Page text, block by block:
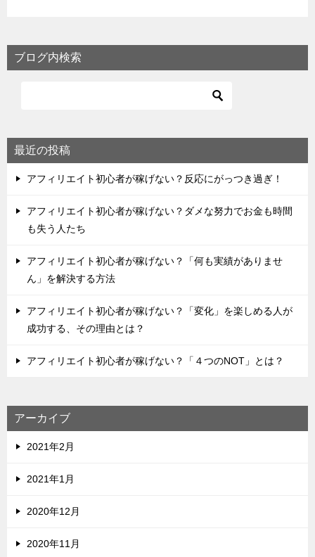
ブログ内検索
最近の投稿
アフィリエイト初心者が稼げない？反応にがっつき過ぎ！
アフィリエイト初心者が稼げない？ダメな努力でお金も時間
も失う人たち
アフィリエイト初心者が稼げない？「何も実績がありませ
ん」を解決する方法
アフィリエイト初心者が稼げない？「変化」を楽しめる人が
成功する、その理由とは？
アフィリエイト初心者が稼げない？「４つのNOT」とは？
アーカイブ
2021年2月
2021年1月
2020年12月
2020年11月